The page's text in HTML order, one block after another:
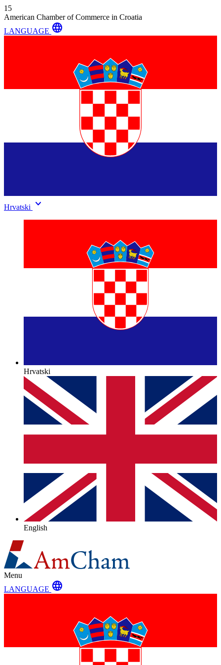
15
American Chamber of Commerce in Croatia
LANGUAGE language
Hrvatski keyboard_arrow_down
Hrvatski
English
Menu
LANGUAGE language